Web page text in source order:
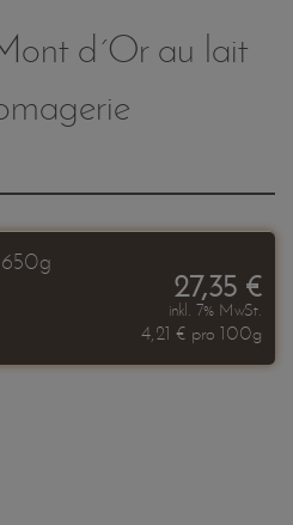
d´Or au lait
650g
27,35 €
inkl. 7% MwSt.
4,21 € pro 100g